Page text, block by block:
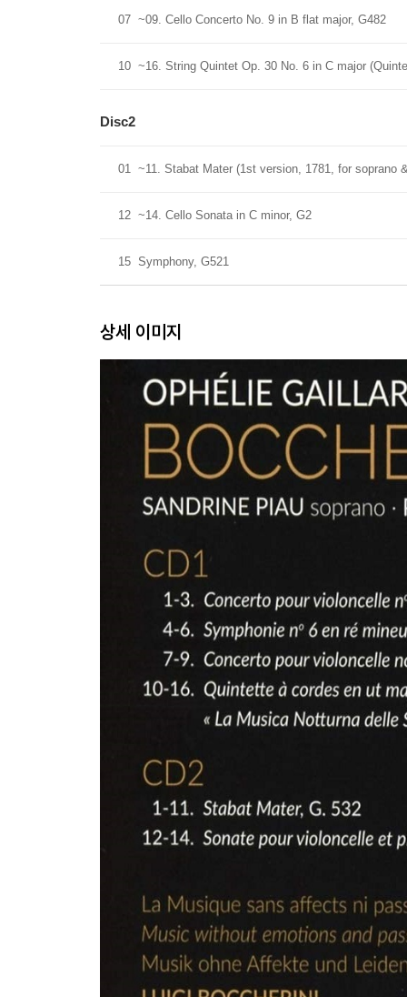
07 ~09. Cello Concerto No. 9 in B flat major, G482
10 ~16. String Quintet Op. 30 No. 6 in C major
Disc2
01 ~11. Stabat Mater (1st version, 1781, for soprano
12 ~14. Cello Sonata in C minor, G2
15 Symphony, G521
상세 이미지